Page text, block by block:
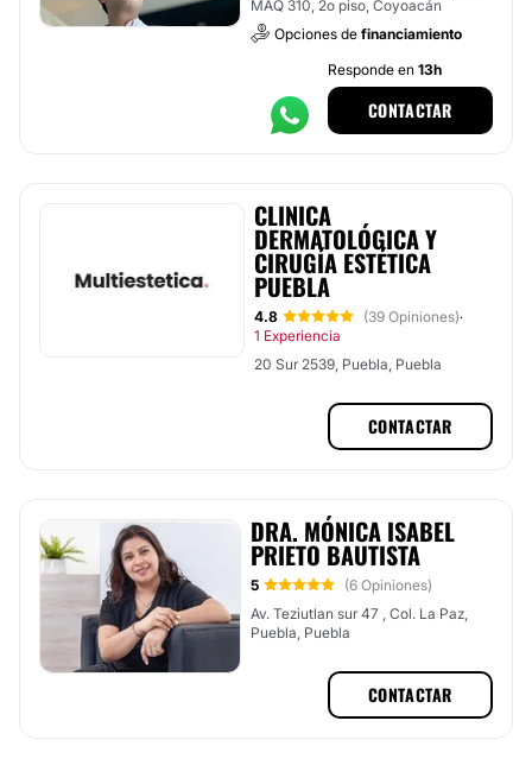
MAQ 310, 2o piso, Coyoacán
Opciones de financiamiento
Responde en 13h
CONTACTAR
CLINICA
DERMATOLÓGICA Y
CIRUGÍA ESTÉTICA
PUEBLA
4.8 (39 Opiniones)·
1 Experiencia
20 Sur 2539, Puebla, Puebla
CONTACTAR
DRA. MÓNICA ISABEL
PRIETO BAUTISTA
5
(6 Opiniones)
Av. Teziutlan sur 47 , Col. La Paz,
Puebla, Puebla
CONTACTAR